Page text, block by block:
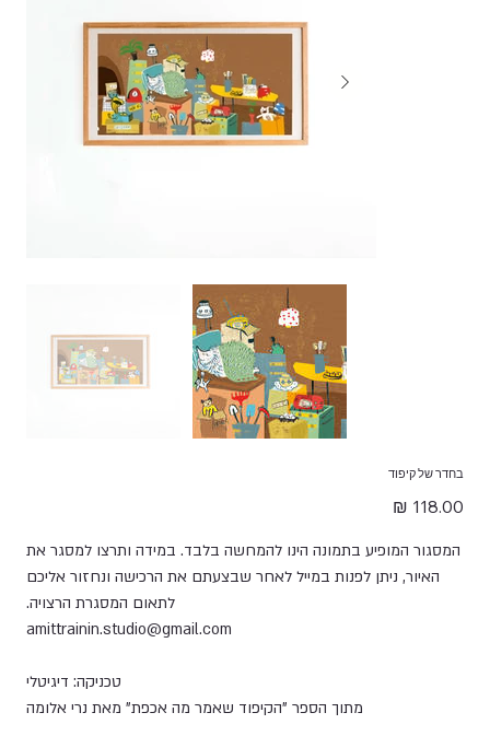
בחדר של קיפוד
מחיר
המסגור המופיע בתמונה הינו להמחשה בלבד. במידה ותרצו למסגר את
האיור, ניתן לפנות במייל לאחר שבצעתם את הרכישה ונחזור אליכם
לתאום המסגרת הרצויה.
amittrainin.studio@gmail.com
טכניקה: דיגיטלי
מתוך הספר "הקיפוד שאמר מה אכפת" מאת נרי אלומה